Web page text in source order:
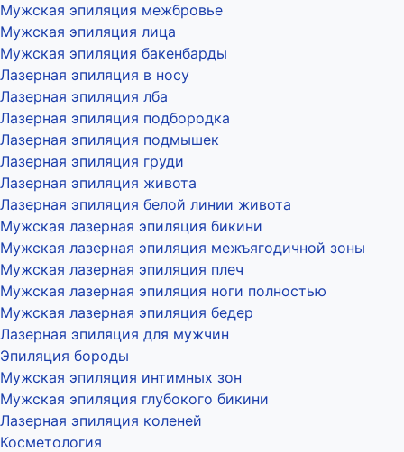
Мужская эпиляция межбровье
Мужская эпиляция лица
Мужская эпиляция бакенбарды
Лазерная эпиляция в носу
Лазерная эпиляция лба
Лазерная эпиляция подбородка
Лазерная эпиляция подмышек
Лазерная эпиляция груди
Лазерная эпиляция живота
Лазерная эпиляция белой линии живота
Мужская лазерная эпиляция бикини
Мужская лазерная эпиляция межъягодичной зоны
Мужская лазерная эпиляция плеч
Мужская лазерная эпиляция ноги полностью
Мужская лазерная эпиляция бедер
Лазерная эпиляция для мужчин
Эпиляция бороды
Мужская эпиляция интимных зон
Мужская эпиляция глубокого бикини
Лазерная эпиляция коленей
Косметология